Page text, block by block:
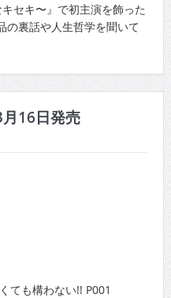
セキ〜』で初主演を飾った
裏話や人生哲学を聞いて
16日発売
ても構わない!! P001